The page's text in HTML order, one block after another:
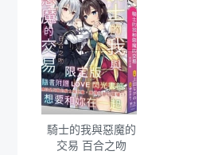
騎士的我與惡魔的
交易 百合之吻